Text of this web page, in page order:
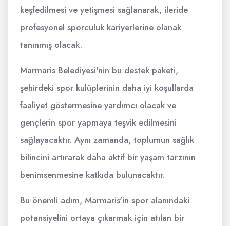
keşfedilmesi ve yetişmesi sağlanarak, ileride
profesyonel sporculuk kariyerlerine olanak
tanınmış olacak.
Marmaris Belediyesi'nin bu destek paketi,
şehirdeki spor kulüplerinin daha iyi koşullarda
faaliyet göstermesine yardımcı olacak ve
gençlerin spor yapmaya teşvik edilmesini
sağlayacaktır. Aynı zamanda, toplumun sağlık
bilincini artırarak daha aktif bir yaşam tarzının
benimsenmesine katkıda bulunacaktır.
Bu önemli adım, Marmaris'in spor alanındaki
potansiyelini ortaya çıkarmak için atılan bir